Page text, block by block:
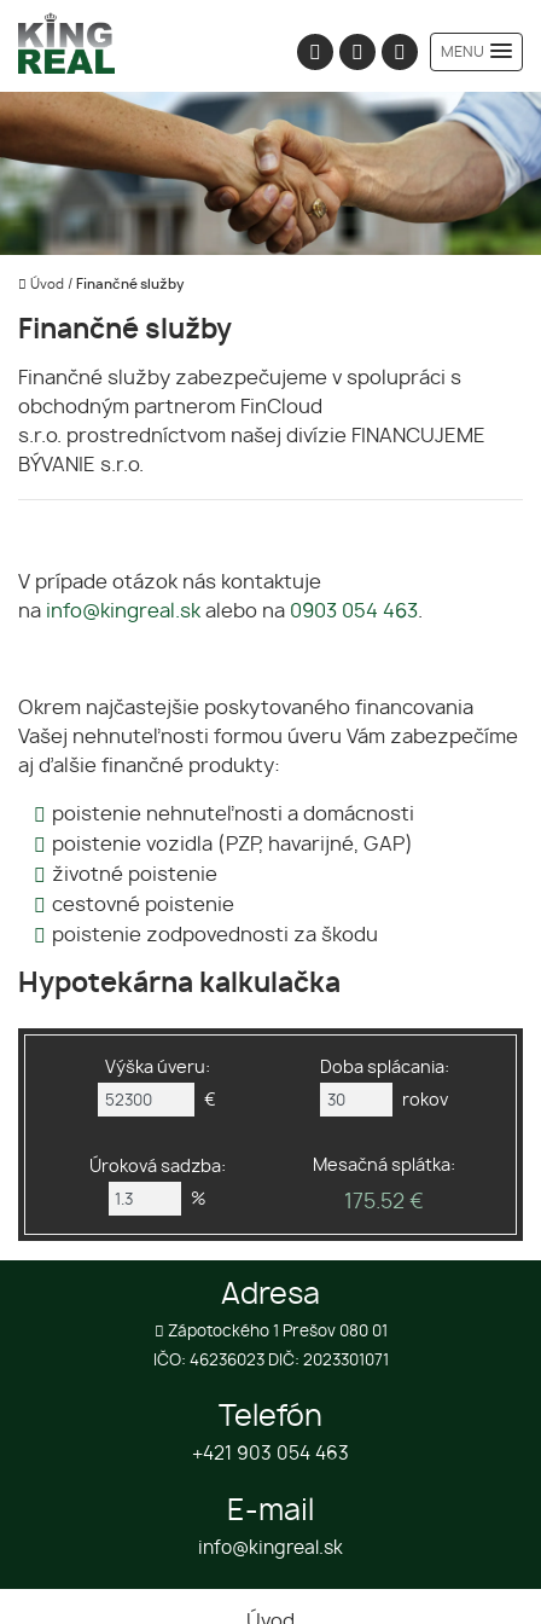
MENU
Úvod / Finančné služby
Finančné služby
Finančné služby zabezpečujeme v spolupráci s
obchodným partnerom FinCloud
s.r.o. prostredníctvom našej divízie FINANCUJEME
BÝVANIE s.r.o.
V prípade otázok nás kontaktuje
na info@kingreal.sk alebo na 0903 054 463
Okrem najčastejšie poskytovaného financovania
Vašej nehnuteľnosti formou úveru Vám zabezpečíme
aj ďalšie finančné produkty:
poistenie nehnuteľnosti a domácnosti
poistenie vozidla (PZP, havarijné, GAP)
životné poistenie
cestovné poistenie
poistenie zodpovednosti za škodu
Hypotekárna kalkulačka
Výška úveru:
€
Doba splácania:
rokov
Úroková sadzba:
%
Mesačná splátka:
175.52 €
Adresa
Zápotockého 1 Prešov 080 01
IČO: 46236023 DIČ: 2023301071
Telefón
+421 903 054 463
E-mail
info@kingreal.sk